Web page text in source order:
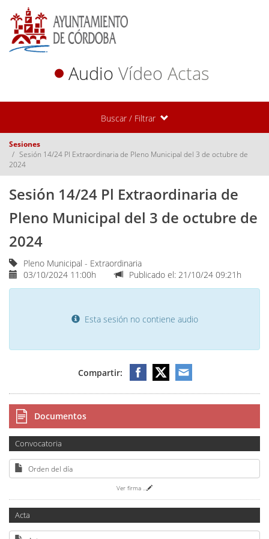
Audio Vídeo Actas
Buscar / Filtrar
Sesiones
Sesión 14/24 Pl Extraordinaria de Pleno Municipal del 3 de octubre de
2024
Sesión 14/24 Pl Extraordinaria de
Pleno Municipal del 3 de octubre de
2024
Pleno Municipal - Extraordinaria
03/10/2024 11:00h
Publicado el: 21/10/24 09:21h
Esta sesión no contiene audio
Compartir:
Documentos
Convocatoria
Orden del día
Ver firma
Acta